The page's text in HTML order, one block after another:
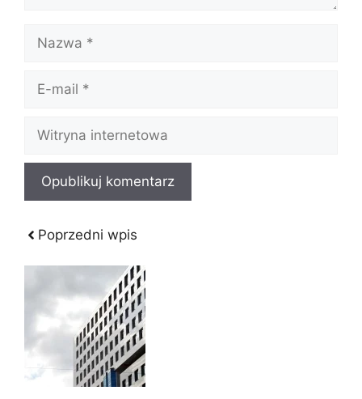
mail
internetowa
Poprzedni wpis